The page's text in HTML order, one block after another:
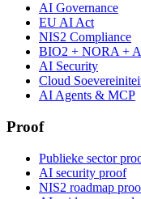
AI Governance
EU AI Act
NIS2 Compliance
BIO2 + NORA +
AI Security
Cloud
AI Agents & MCP
Proof
Publieke sector
AI security proof
NIS2 roadmap